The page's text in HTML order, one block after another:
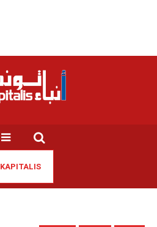
KAPITALIS